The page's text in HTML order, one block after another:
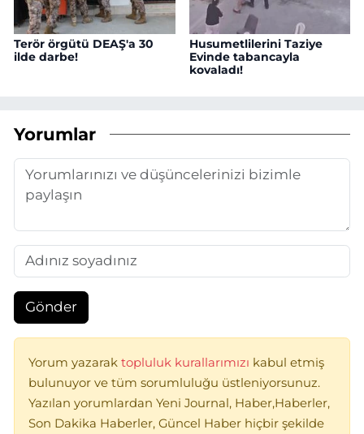
Terör örgütü DEAŞ'a 30
ilde darbe!
Husumetlilerini Taziye
Evinde tabancayla
kovaladı!
Yorumlar
Gönder
Yorum yazarak topluluk kurallarımızı kabul etmiş
bulunuyor ve tüm sorumluluğu üstleniyorsunuz.
Yazılan yorumlardan Yeni Journal, Haber,Haberler,
Son Dakika Haberler, Güncel Haber hiçbir şekilde